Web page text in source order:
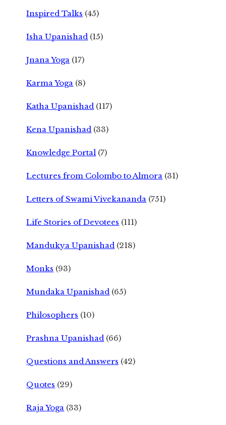
Inspired Talks (45)
Isha Upanishad (15)
Jnana Yoga (17)
Karma Yoga (8)
Katha Upanishad (117)
Kena Upanishad (33)
Knowledge Portal (7)
Lectures from Colombo to Almora (31)
Letters of Swami Vivekananda (751)
Life Stories of Devotees (111)
Mandukya Upanishad (218)
Monks (93)
Mundaka Upanishad (65)
Philosophers (10)
Prashna Upanishad (66)
Questions and Answers (42)
Quotes (29)
Raja Yoga (33)